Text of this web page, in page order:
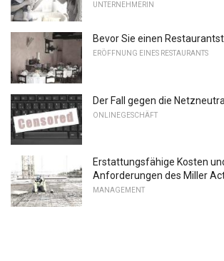
UNTERNEHMERIN
Bevor Sie einen
ERÖFFNUNG EINES RESTAURANTS
Der Fall gegen die
ONLINEGESCHÄFT
Erstattungsfähige Kosten
Anforderungen des Miller
MANAGEMENT